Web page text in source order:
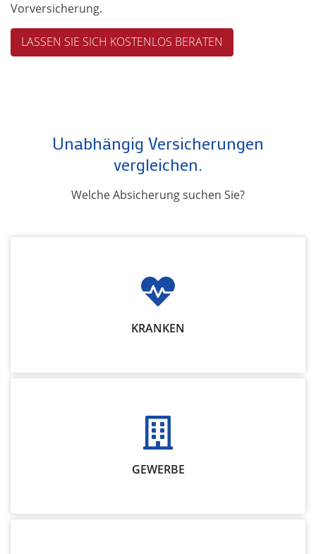
Vorversicherung.
LASSEN SIE SICH KOSTENLOS BERATEN
Unabhängig Versicherungen
vergleichen.
Welche Absicherung suchen Sie?
KRANKEN
GEWERBE